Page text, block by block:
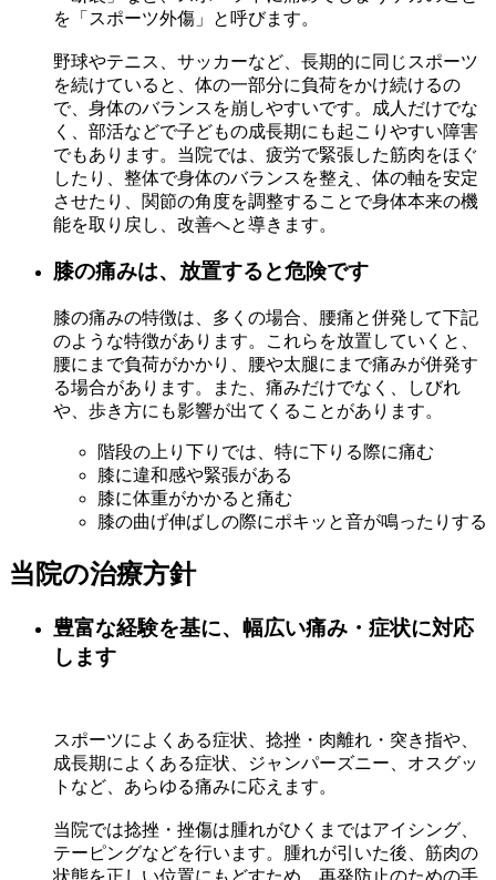
を「スポーツ外傷」と呼びます。
野球やテニス、サッカーなど、長期的に同じスポーツ
を続けていると、体の一部分に負荷をかけ続けるの
で、身体のバランスを崩しやすいです。成人だけでな
く、部活などで子どもの成長期にも起こりやすい障害
でもあります。当院では、疲労で緊張した筋肉をほぐ
したり、整体で身体のバランスを整え、体の軸を安定
させたり、関節の角度を調整することで身体本来の機
能を取り戻し、改善へと導きます。
膝の痛みは、放置すると危険です
膝の痛みの特徴は、多くの場合、腰痛と併発して下記
のような特徴があります。これらを放置していくと、
腰にまで負荷がかかり、腰や太腿にまで痛みが併発す
る場合があります。また、痛みだけでなく、しびれ
や、歩き方にも影響が出てくることがあります。
階段の上り下りでは、特に下りる際に痛む
膝に違和感や緊張がある
膝に体重がかかると痛む
膝の曲げ伸ばしの際にポキッと音が鳴ったりする
当院の治療方針
豊富な経験を基に、幅広い痛み・症状に対応
します
スポーツによくある症状、捻挫・肉離れ・突き指や、
成長期によくある症状、ジャンパーズニー、オスグッ
トなど、あらゆる痛みに応えます。
当院では捻挫・挫傷は腫れがひくまではアイシング、
テーピングなどを行います。腫れが引いた後、筋肉の